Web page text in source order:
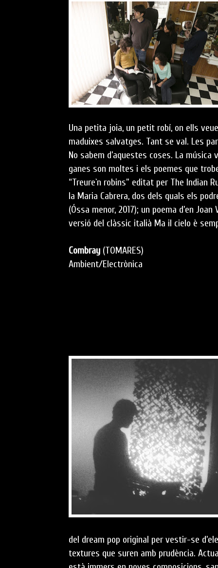
Una petita joia, un petit robí, on ells
maduixes salvatges. Tant se val. Les
No sabem d’aquestes coses. La
ganes son moltes i els poemes que
“Treure`n robins” editat per The Indian
la Maria Cabrera, dos dels quals els
(Óssa menor, 2017); un poema d’en
versió del clàssic italià Ma il cielo è
Combray (TOMARES)
Ambient/Electrònica
del dream pop original per vestir-se
textures que suren amb prudència.